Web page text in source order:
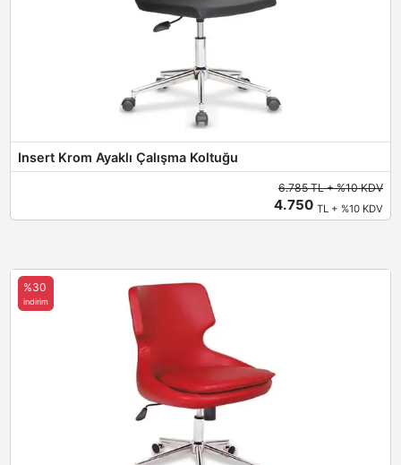
Insert Krom Ayaklı Çalışma Koltuğu
6.785 TL + %10 KDV
4.750TL + %10 KDV
%30
indirim